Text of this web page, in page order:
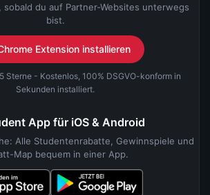
du auf Partner-Websites unterwegs
bist.
Extension installieren
- Kostenlos, 100% DSGVO-konform in
Sekunden installiert.
App für iOS & Android
Alle Studentenrabatte, Gewinnspiele und
Map bequem in einer App.